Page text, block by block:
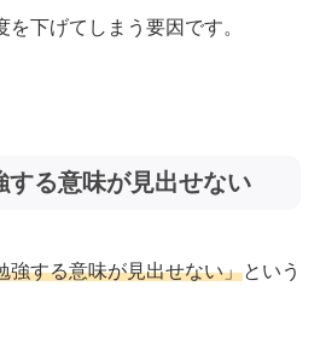
下げてしまう要因です。
する意味が見出せない
強する意味が見出せない」という